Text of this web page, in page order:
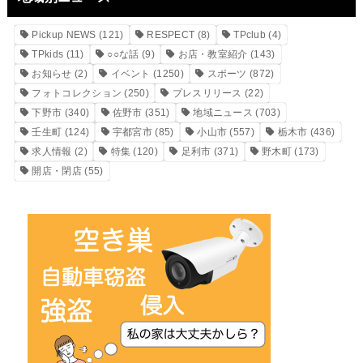
Pickup NEWS (121) RESPECT (8) TPclub (4)
TPkids (11) ○○な話 (9) お店・教室紹介 (143)
お知らせ (2) イベント (1250) スポーツ (872)
フォトコレクション (250) プレスリリース (22)
下野市 (340) 佐野市 (351) 地域ニュース (703)
壬生町 (124) 宇都宮市 (85) 小山市 (557) 栃木市 (436)
求人情報 (2) 特集 (120) 足利市 (371) 野木町(173)
開店・閉店(55)